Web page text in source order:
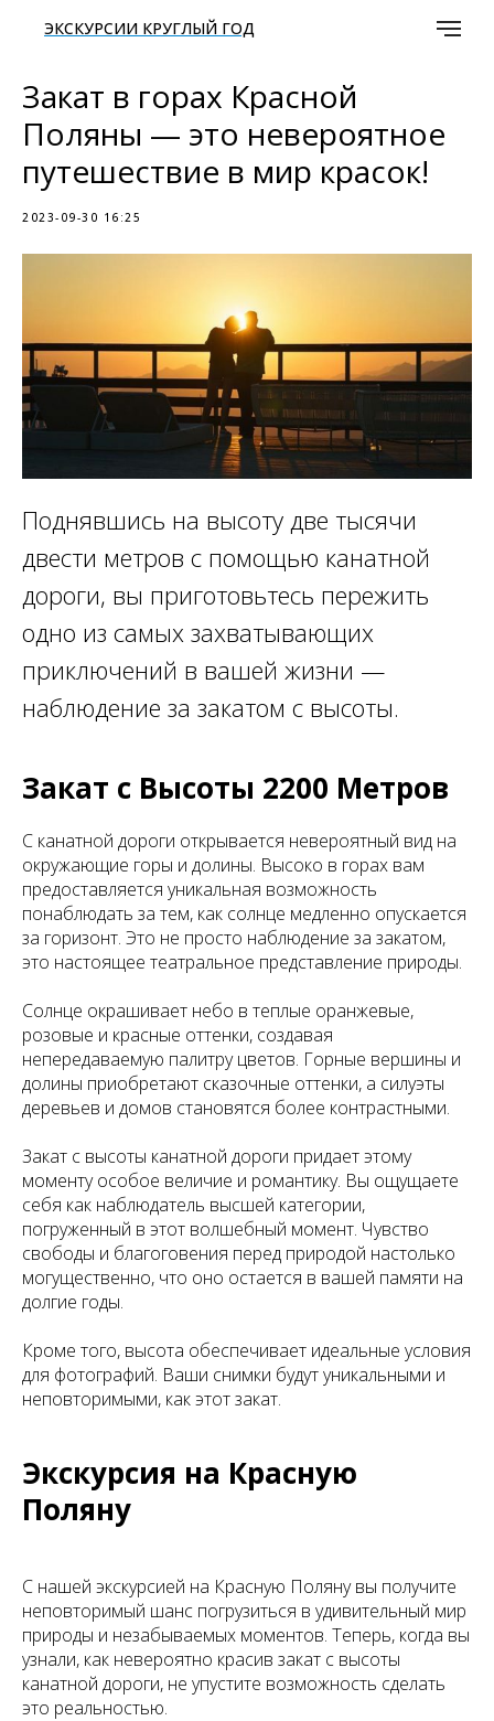
ЭКСКУРСИИ КРУГЛЫЙ ГОД
Закат в горах Красной
Поляны — это невероятное
путешествие в мир красок!
2023-09-30 16:25
Поднявшись на высоту две тысячи
двести метров с помощью канатной
дороги, вы приготовьтесь пережить
одно из самых захватывающих
приключений в вашей жизни —
наблюдение за закатом с высоты.
Закат с Высоты 2200 Метров
С канатной дороги открывается невероятный вид на
окружающие горы и долины. Высоко в горах вам
предоставляется уникальная возможность
понаблюдать за тем, как солнце медленно опускается
за горизонт. Это не просто наблюдение за закатом,
это настоящее театральное представление природы.
Солнце окрашивает небо в теплые оранжевые,
розовые и красные оттенки, создавая
непередаваемую палитру цветов. Горные вершины и
долины приобретают сказочные оттенки, а силуэты
деревьев и домов становятся более контрастными.
Закат с высоты канатной дороги придает этому
моменту особое величие и романтику. Вы ощущаете
себя как наблюдатель высшей категории,
погруженный в этот волшебный момент. Чувство
свободы и благоговения перед природой настолько
могущественно, что оно остается в вашей памяти на
долгие годы.
Кроме того, высота обеспечивает идеальные условия
для фотографий. Ваши снимки будут уникальными и
неповторимыми, как этот закат.
Экскурсия на Красную
Поляну
С нашей экскурсией на Красную Поляну вы получите
неповторимый шанс погрузиться в удивительный мир
природы и незабываемых моментов. Теперь, когда вы
узнали, как невероятно красив закат с высоты
канатной дороги, не упустите возможность сделать
это реальностью.